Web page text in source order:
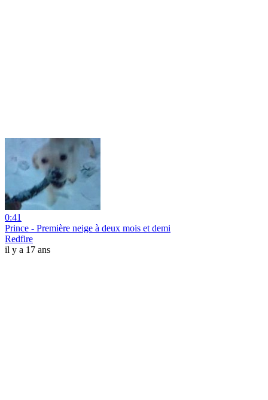
0:41
Prince - Première neige à deux mois et demi
Redfire
il y a 17 ans